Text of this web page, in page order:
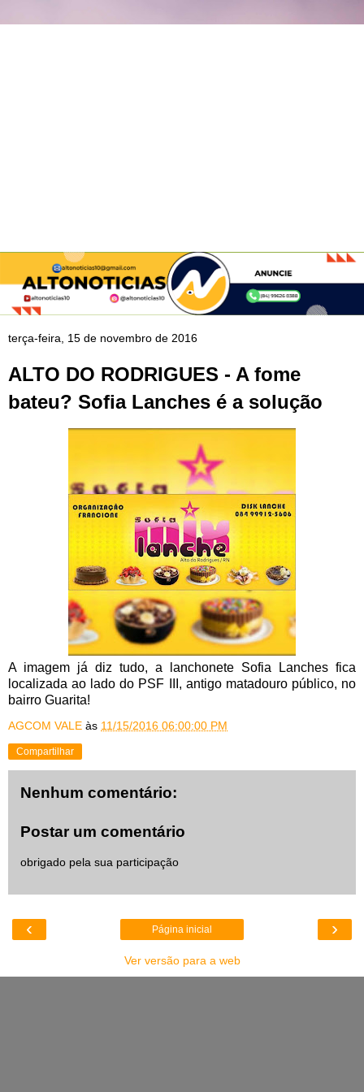
terça-feira, 15 de novembro de 2016
ALTO DO RODRIGUES - A fome
bateu? Sofia Lanches é a solução
A imagem já diz tudo, a lanchonete Sofia Lanches fica
localizada ao lado do PSF III, antigo matadouro público, no
bairro Guarita!
AGCOM VALE às 11/15/2016 06:00:00 PM
Compartilhar
Nenhum comentário:
Postar um comentário
obrigado pela sua participação
‹ ›
Página inicial
Ver versão para a web